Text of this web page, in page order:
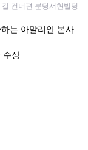
건너편 분당서현빌딩
는 아말리안 본사
수상